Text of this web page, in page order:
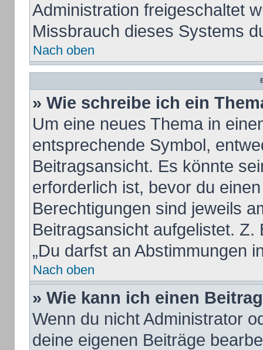
Administration freigeschaltet
Missbrauch dieses Systems
Nach oben
» Wie schreibe ich ein
Um eine neues Thema in
entsprechende Symbol,
Beitragsansicht. Es könnte
erforderlich ist, bevor du
Berechtigungen sind jeweils
Beitragsansicht aufgelistet. Z.
„Du darfst an Abstimmungen
Nach oben
» Wie kann ich einen
Wenn du nicht Administrator
deine eigenen Beiträge